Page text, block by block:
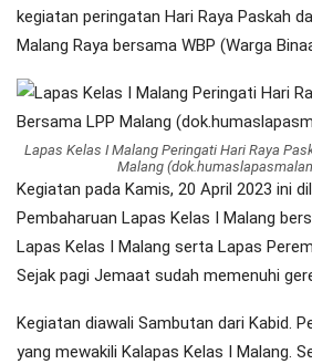
kegiatan peringatan Hari Raya Paskah
Malang Raya bersama WBP (Warga
Lapas Kelas I Malang Peringati Hari Raya
Malang
Kegiatan pada Kamis, 20 April 2023 ini
Pembaharuan Lapas Kelas I Malang
Lapas Kelas I Malang serta Lapas
Sejak pagi Jemaat sudah memenuhi
Kegiatan diawali Sambutan dari Kabid.
yang mewakili Kalapas Kelas I Malang.